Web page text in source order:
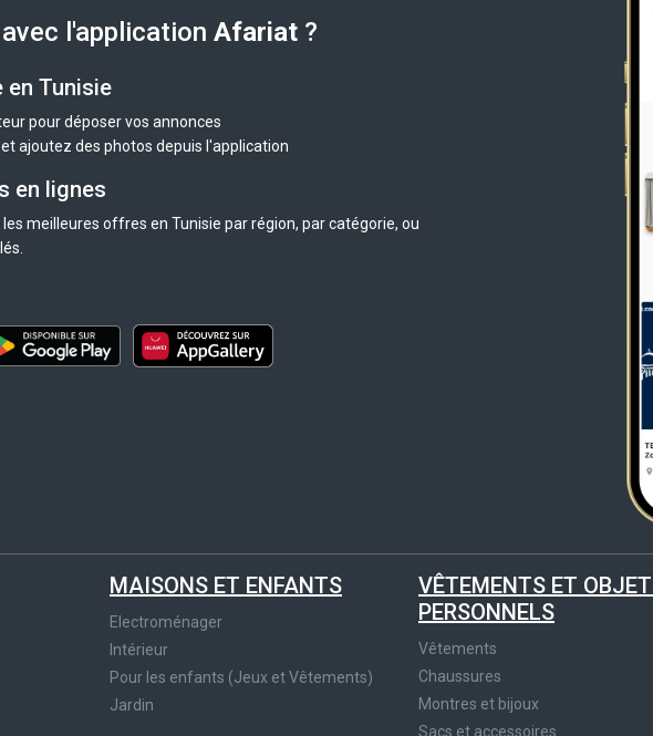
l'application Afariat ?
en Tunisie
pour déposer vos annonces
ajoutez des photos depuis l'application
en lignes
meilleures offres en Tunisie par région, par catégorie, ou
MAISONS ET ENFANTS
Electroménager
Intérieur
Pour les enfants (Jeux et Vêtements)
Jardin
VÊTEMENTS ET
PERSONNELS
Vêtements
Chaussures
Montres et bijoux
Sacs et accessoires